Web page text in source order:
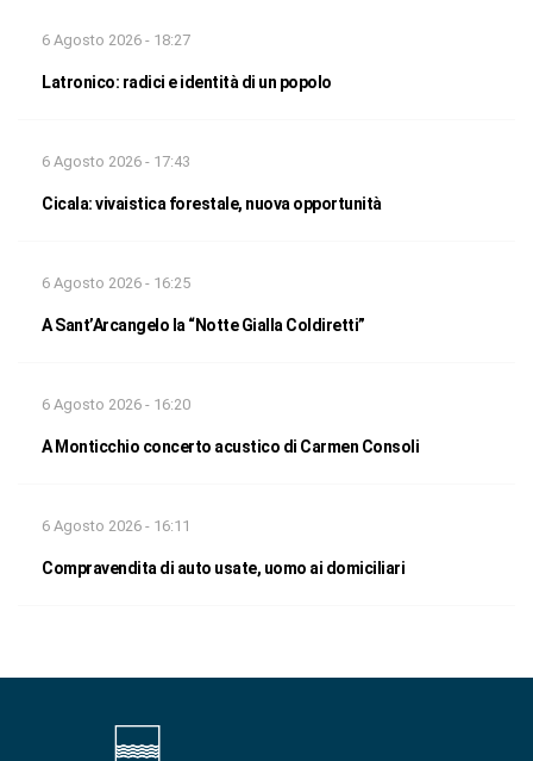
6 Agosto 2026 - 18:27
Latronico: radici e identità di un popolo
6 Agosto 2026 - 17:43
Cicala: vivaistica forestale, nuova opportunità
6 Agosto 2026 - 16:25
A Sant’Arcangelo la “Notte Gialla Coldiretti”
6 Agosto 2026 - 16:20
A Monticchio concerto acustico di Carmen Consoli
6 Agosto 2026 - 16:11
Compravendita di auto usate, uomo ai domiciliari